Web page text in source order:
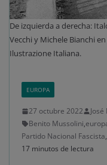
De izquierda a derecha:
Vecchi y Michele Bianchi
Ilustrazione Italiana.
EUROPA
27 octubre 2022
Benito Mussolini,
Partido Nacional Fascista,
17 minutos de lectura